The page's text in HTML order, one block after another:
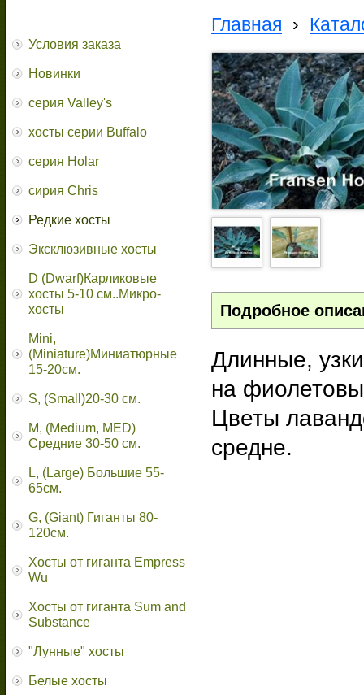
Условия заказа
Новинки
серия Valley's
хосты серии Buffalo
серия Holar
сирия Chris
Редкие хосты
Эксклюзивные хосты
D (Dwarf)Карликовые
хосты 5-10 см..Микро-
хосты
Mini,
(Miniature)Миниатюрные
15-20см.
S, (Small)20-30 см.
M, (Medium, MED)
Средние 30-50 см.
L, (Large) Большие 55-
65cм.
G, (Giant) Гиганты 80-
120см.
Хосты от гиганта Empress
Wu
Хосты от гиганта Sum and
Substance
"Лунные" хосты
Белые хосты
Главная ›
Подробное
Длинные,
на
Цветы
средне.